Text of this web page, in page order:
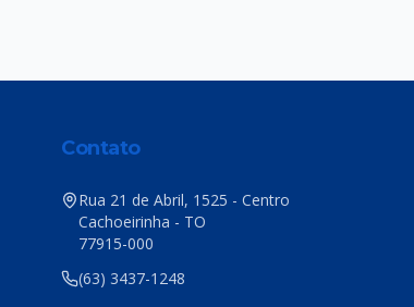
Contato
Rua 21 de Abril, 1525 - Centro
Cachoeirinha - TO
77915-000
(63) 3437-1248